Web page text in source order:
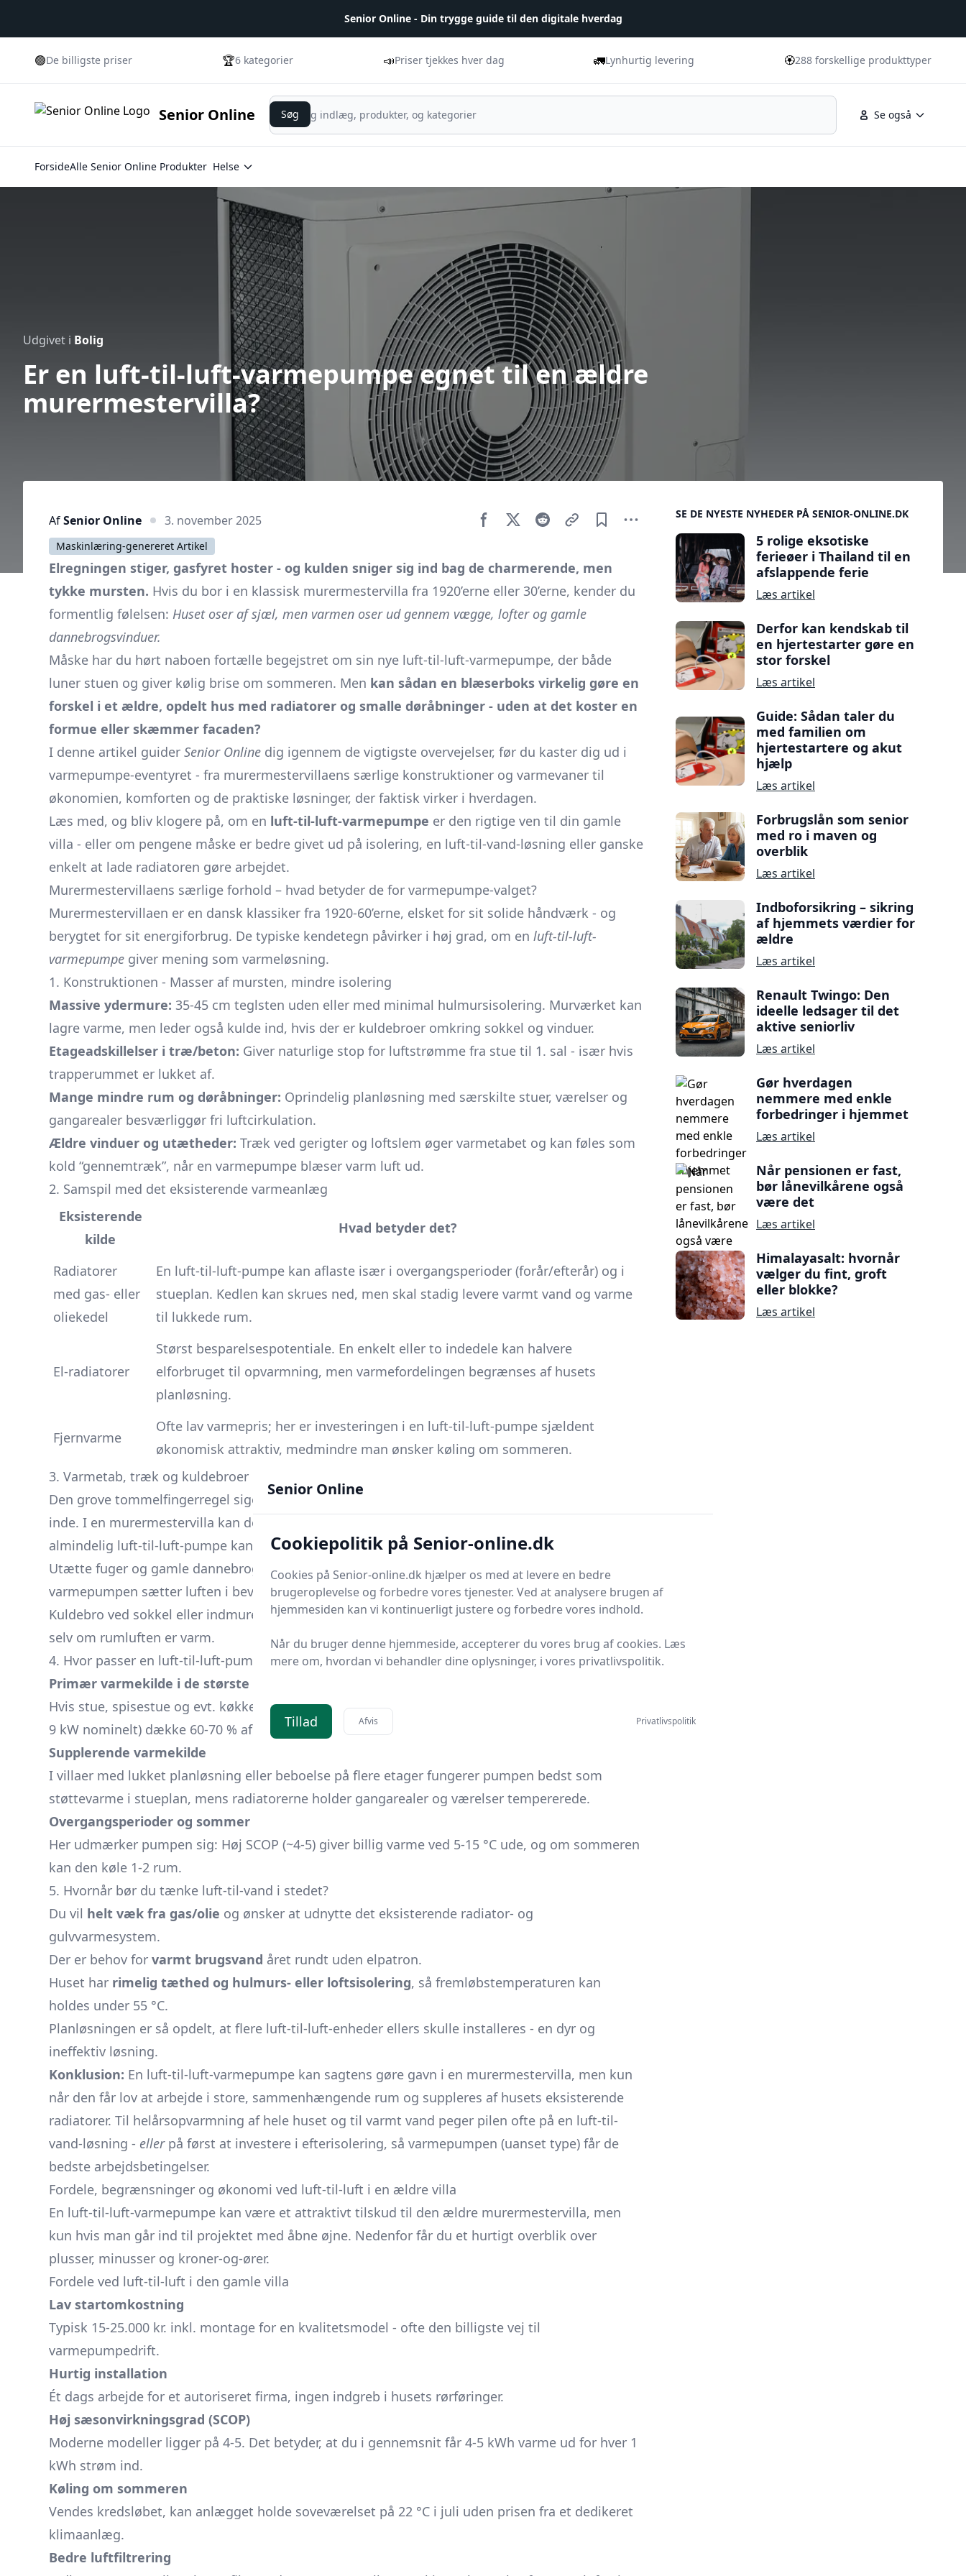
Senior Online - Din trygge guide til den digitale hverdag
🟢De billigste priser 🏆6 kategorier 📣Priser tjekkes hver dag 🚛Lynhurtig levering 🏵️288 forskellige produkttyper
Senior Online Se også
Søg
Søg
ForsideAlle Senior Online Produkter Helse
Udgivet i Bolig
Er en luft-til-luft-varmepumpe egnet til en ældre
murermestervilla?
AfSenior Online 3. november 2025
Maskinlæring-genereret Artikel
Elregningen stiger, gasfyret hoster - og kulden sniger sig ind bag de charmerende, men
tykke mursten. Hvis du bor i en klassisk murermestervilla fra 1920’erne eller 30’erne, kender du
formentlig følelsen: Huset oser af sjæl, men varmen oser ud gennem vægge, lofter og gamle
dannebrogsvinduer.
Måske har du hørt naboen fortælle begejstret om sin nye luft-til-luft-varmepumpe, der både
luner stuen og giver kølig brise om sommeren. Men kan sådan en blæserboks virkelig gøre en
forskel i et ældre, opdelt hus med radiatorer og smalle døråbninger - uden at det koster en
formue eller skæmmer facaden?
I denne artikel guider Senior Online dig igennem de vigtigste overvejelser, før du kaster dig ud i
varmepumpe-eventyret - fra murermestervillaens særlige konstruktioner og varmevaner til
økonomien, komforten og de praktiske løsninger, der faktisk virker i hverdagen.
Læs med, og bliv klogere på, om en luft-til-luft-varmepumpe er den rigtige ven til din gamle
villa - eller om pengene måske er bedre givet ud på isolering, en luft-til-vand-løsning eller ganske
enkelt at lade radiatoren gøre arbejdet.
Murermestervillaens særlige forhold – hvad betyder de for varmepumpe-valget?
Murermestervillaen er en dansk klassiker fra 1920-60’erne, elsket for sit solide håndværk - og
berygtet for sit energiforbrug. De typiske kendetegn påvirker i høj grad, om en luft-til-luft-
varmepumpe giver mening som varmeløsning.
1. Konstruktionen - Masser af mursten, mindre isolering
Massive ydermure: 35-45 cm teglsten uden eller med minimal hulmursisolering. Murværket kan
lagre varme, men leder også kulde ind, hvis der er kuldebroer omkring sokkel og vinduer.
Etageadskillelser i træ/beton: Giver naturlige stop for luftstrømme fra stue til 1. sal - især hvis
trapperummet er lukket af.
Mange mindre rum og døråbninger: Oprindelig planløsning med særskilte stuer, værelser og
gangarealer besværliggør fri luftcirkulation.
Ældre vinduer og utætheder: Træk ved gerigter og loftslem øger varmetabet og kan føles som
kold “gennemtræk”, når en varmepumpe blæser varm luft ud.
2. Samspil med det eksisterende varmeanlæg
Eksisterende
kilde
Hvad betyder det?
Radiatorer
med gas- eller
oliekedel
En luft-til-luft-pumpe kan aflaste især i overgangsperioder (forår/efterår) og i
stueplan. Kedlen kan skrues ned, men skal stadig levere varmt vand og varme
til lukkede rum.
El-radiatorer
Størst besparelsespotentiale. En enkelt eller to indedele kan halvere
elforbruget til opvarmning, men varmefordelingen begrænses af husets
planløsning.
Fjernvarme
Ofte lav varmepris; her er investeringen i en luft-til-luft-pumpe sjældent
økonomisk attraktiv, medmindre man ønsker køling om sommeren.
3. Varmetab, træk og kuldebroer
Den grove tommelfingerregel siger, at1 m2 uisoleret mur taber ca. 100 W
inde. I en murermestervilla kan det betyde et
almindelig luft-til-luft-pumpe kan levere.
Utætte fuger og gamle dannebrogsvinduer giverkronisk træk, som kan føles ekstra tydelig, når
varmepumpen sætter luften i bevægelse.
Kuldebro ved sokkel eller indmurede ståldragere skaber “kolde pletter”, der reducerer komforten
selv om rumluften er varm.
4. Hvor passer en luft-til-luft-pumpe ind?
Primær varmekilde i de største opholdsrum
Hvis stue, spisestue og evt. køkken ligger delvist i åben forbindelse, kan én kraftig indedel (7-
9 kW nominelt) dække 60-70 % af husets årlige varmeforbrug.
Supplerende varmekilde
I villaer med lukket planløsning eller beboelse på flere etager fungerer pumpen bedst som
støttevarme i stueplan, mens radiatorerne holder gangarealer og værelser tempererede.
Overgangsperioder og sommer
Her udmærker pumpen sig: Høj SCOP (~4-5) giver billig varme ved 5-15 °C ude, og om sommeren
kan den køle 1-2 rum.
5. Hvornår bør du tænke luft-til-vand i stedet?
Du vil helt væk fra gas/olie og ønsker at udnytte det eksisterende radiator- og
gulvvarmesystem.
Der er behov for varmt brugsvand året rundt uden elpatron.
Huset har rimelig tæthed og hulmurs- eller loftsisolering, så fremløbstemperaturen kan
holdes under 55 °C.
Planløsningen er så opdelt, at flere luft-til-luft-enheder ellers skulle installeres - en dyr og
ineffektiv løsning.
Konklusion: En luft-til-luft-varmepumpe kan sagtens gøre gavn i en murermestervilla, men kun
når den får lov at arbejde i store, sammenhængende rum og suppleres af husets eksisterende
radiatorer. Til helårsopvarmning af hele huset og til varmt vand peger pilen ofte på en luft-til-
vand-løsning - ellerpå først at investere i efterisolering, så varmepumpen (uanset type) får de
bedste arbejdsbetingelser.
Fordele, begrænsninger og økonomi ved luft-til-luft i en ældre villa
En luft-til-luft-varmepumpe kan være et attraktivt tilskud til den ældre murermestervilla, men
kun hvis man går ind til projektet med åbne øjne. Nedenfor får du et hurtigt overblik over
plusser, minusser og kroner-og-ører.
Fordele ved luft-til-luft i den gamle villa
Lav startomkostning
Typisk 15-25.000 kr. inkl. montage for en kvalitetsmodel - ofte den billigste vej til
varmepumpedrift.
Hurtig installation
Ét dags arbejde for et autoriseret firma, ingen indgreb i husets rørføringer.
Høj sæson­virknings­grad (SCOP)
Moderne modeller ligger på 4-5. Det betyder, at du i gennemsnit får 4-5 kWh varme ud for hver 1
kWh strøm ind.
Køling om sommeren
Vendes kredsløbet, kan anlægget holde soveværelset på 22 °C i juli uden prisen fra et dedikeret
klimaanlæg.
Bedre luft­filtrering
Sidebar
SE DE NYESTE NYHEDER PÅ SENIOR-ONLINE.DK
5 rolige eksotiske
ferieøer i Thailand til en
afslappende ferie
Læs artikel
Derfor kan kendskab til
en hjertestarter gøre en
stor forskel
Læs artikel
Guide: Sådan taler du
med familien om
hjertestartere og akut
hjælp
Læs artikel
Forbrugslån som senior
med ro i maven og
overblik
Læs artikel
Indboforsikring – sikring
af hjemmets værdier for
ældre
Læs artikel
Renault Twingo: Den
ideelle ledsager til det
aktive seniorliv
Læs artikel
Gør hverdagen
nemmere med enkle
forbedringer i hjemmet
Læs artikel
Når pensionen er fast,
bør lånevilkårene også
være det
Læs artikel
Himalayasalt: hvornår
vælger du fint, groft
eller blokke?
Læs artikel
Senior Online
Cookiepolitik på Senior-online.dk
Cookies på Senior-online.dk hjælper os med at levere en bedre
brugeroplevelse og forbedre vores tjenester. Ved at analysere brugen af
hjemmesiden kan vi kontinuerligt justere og forbedre vores indhold.
Når du bruger denne hjemmeside, accepterer du vores brug af cookies. Læs
mere om, hvordan vi behandler dine oplysninger, i vores privatlivspolitik.
Tillad Afvis Privatlivspolitik